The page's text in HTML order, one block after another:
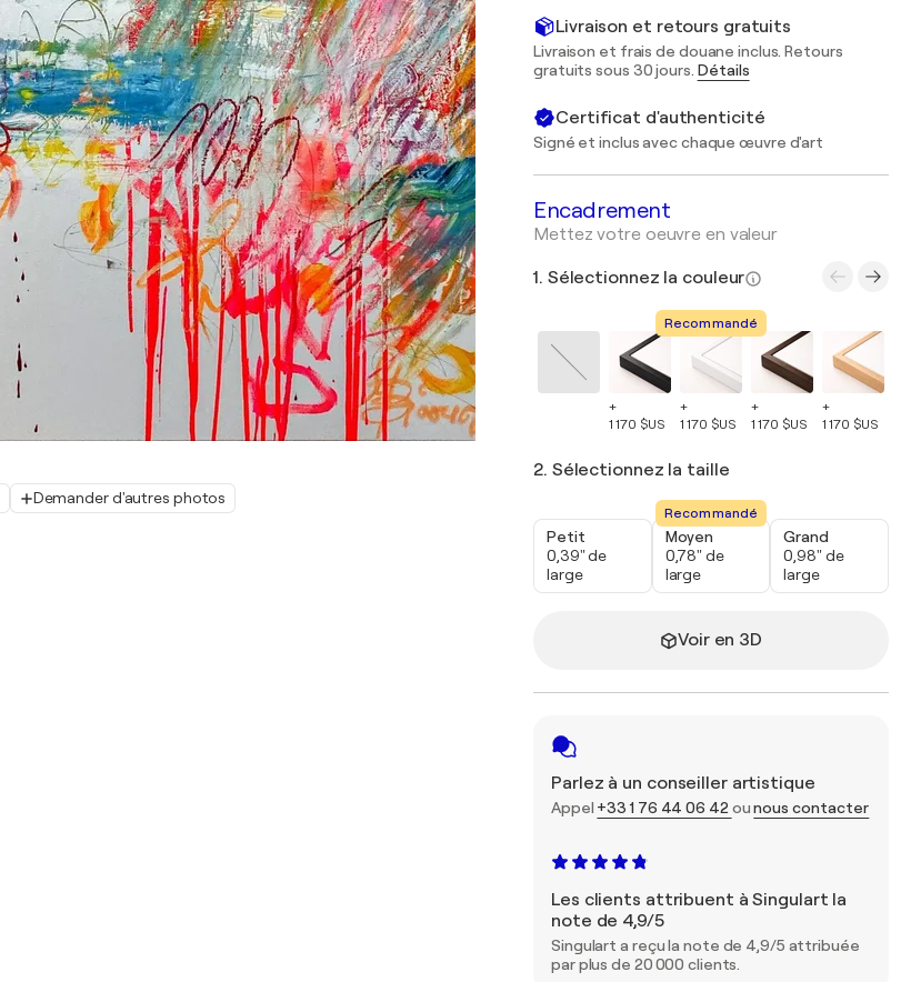
Demander d'autres photos
Livraison et retours gratuits
Livraison et frais de douane inclus. Retours
gratuits sous 30 jours. Détails
Certificat d'authenticité
Signé et inclus avec chaque œuvre d'art
Encadrement
Mettez votre oeuvre en valeur
1. Sélectionnez la couleur
+
1 170 $US
Recommandé
+
1 170 $US
+
1 170 $US
+
1 170 $US
2. Sélectionnez la taille
Petit
0,39" de
large
Recommandé
Moyen
0,78" de
large
Grand
0,98" de
large
Voir en 3D
Parlez à un conseiller artistique
Appel +33 1 76 44 06 42 ounous contacter
Les clients attribuent à Singulart la
note de 4,9/5
Singulart a reçu la note de 4,9/5 attribuée
par plus de 20 000 clients.